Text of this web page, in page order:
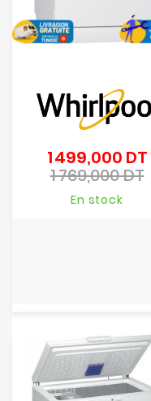
1 499,000 DT
1 769,000 DT
En stock